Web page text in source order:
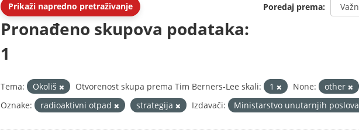
Prikaži napredno pretraživanje Poredaj prema
Pronađeno skupova podataka:
1
Tema: Okoliš Otvorenost skupa prema Tim Berners-Lee skali: 1 None: other
Oznake:
radioaktivni otpad strategija Izdavači: Ministarstvo unutarnjih poslova